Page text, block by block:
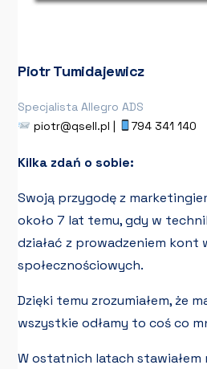
Piotr Tumidajewicz
Specjalista Allegro ADS
piotr@qsell.pl |
794 341 140
Kilka zdań o sobie:
Swoją przygodę z
około 7 lat temu, gdy w
działać z prowadzeniem kont
społecznościowych.
Dzięki temu zrozumiałem, że
wszystkie odłamy to coś co
W ostatnich latach stawiałem